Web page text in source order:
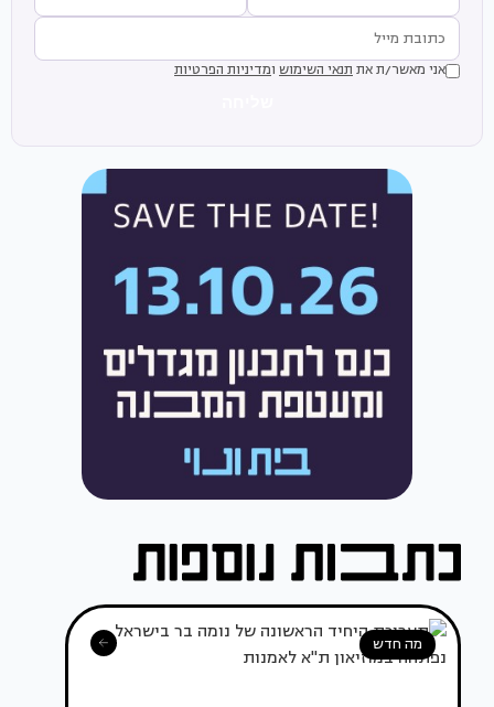
אני מאשר/ת את תנאי השימוש ומדיניות הפרטיות
מה חדש